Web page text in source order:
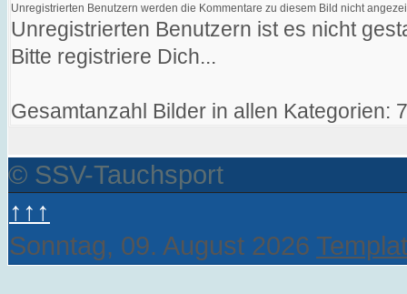
Unregistrierten Benutzern werden die Kommentare zu diesem Bild nicht
Unregistrierten Benutzern ist es nicht
Bitte registriere Dich...
Gesamtanzahl Bilder in allen Kategorien:
© SSV-Tauchsport
↑↑↑
Sonntag, 09. August 2026